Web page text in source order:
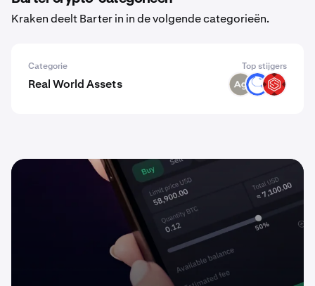
Kraken deelt Barter in in de volgende categorieën.
Categorie Top stijgers
Real World Assets SLVR ANT SBETX